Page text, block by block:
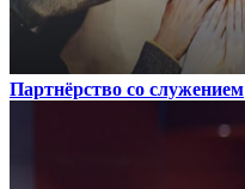
Партнёрство со служением